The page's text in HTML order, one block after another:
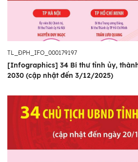
TL_ĐPH_IFO_000179197
[Infographics] 34 Bí thư tỉnh ủy,
2030 (cập nhật đến 3/12/2025)